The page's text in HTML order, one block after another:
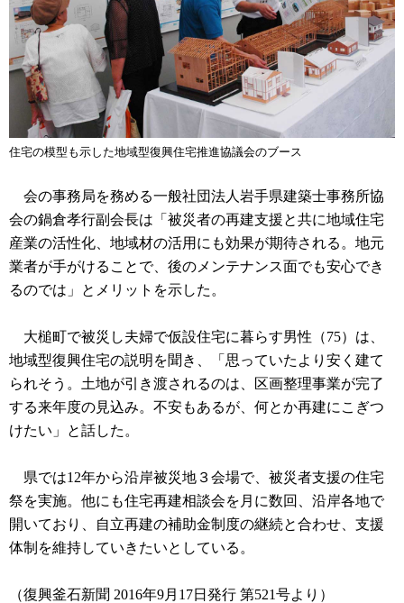
住宅の模型も示した地域型復興住宅推進協議会のブース
会の事務局を務める一般社団法人岩手県建築士事務所協
会の鍋倉孝行副会長は「被災者の再建支援と共に地域住宅
産業の活性化、地域材の活用にも効果が期待される。地元
業者が手がけることで、後のメンテナンス面でも安心でき
るのでは」とメリットを示した。
大槌町で被災し夫婦で仮設住宅に暮らす男性（75）は、
地域型復興住宅の説明を聞き、「思っていたより安く建て
られそう。土地が引き渡されるのは、区画整理事業が完了
する来年度の見込み。不安もあるが、何とか再建にこぎつ
けたい」と話した。
県では12年から沿岸被災地３会場で、被災者支援の住宅
祭を実施。他にも住宅再建相談会を月に数回、沿岸各地で
開いており、自立再建の補助金制度の継続と合わせ、支援
体制を維持していきたいとしている。
（復興釜石新聞 2016年9月17日発行 第521号より）